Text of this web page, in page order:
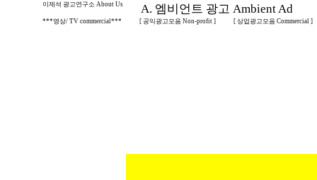
이제석 광고연구소 About Us A. 엠비언트 광고 Ambient Ad
***영상/ TV commercial*** [ 공익광고모음 Non-profit ] [ 상업광고모음 Commercial ]